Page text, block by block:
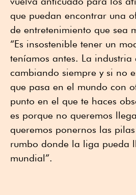
que puedan encontrar una
de entretenimiento que sea
“Es insostenible tener un
teníamos antes. La industria
cambiando siempre y si no
que pasa en el mundo con
punto en el que te haces
es porque no queremos
queremos ponernos las
rumbo donde la liga pueda
mundial”.